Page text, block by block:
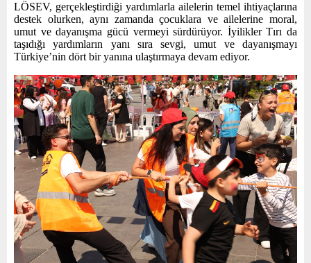
LÖSEV, gerçekleştirdiği yardımlarla ailelerin temel ihtiyaçlarına
destek olurken, aynı zamanda çocuklara ve ailelerine moral,
umut ve dayanışma gücü vermeyi sürdürüyor. İyilikler Tırı da
taşıdığı yardımların yanı sıra sevgi, umut ve dayanışmayı
Türkiye’nin dört bir yanına ulaştırmaya devam ediyor.